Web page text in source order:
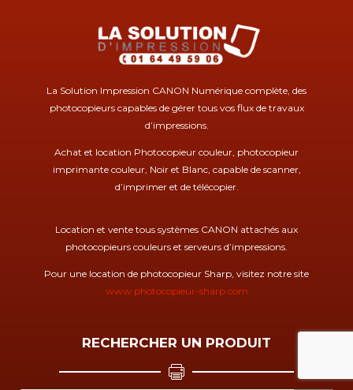
La Solution Impression CANON Numérique complète, des
photocopieurs capables de gérer tous vos flux de travaux
d’impressions.
Achat et location Photocopieur couleur, photocopieur
imprimante couleur, Noir et Blanc, capable de scanner,
d’imprimer et de télécopier.
Location et vente tous systèmes CANON attachés aux
photocopieurs couleurs et serveurs d’impressions.
Pour une location de photocopieur Sharp, visitez notre site
www.photocopieur-sharp.com
RECHERCHER UN PRODUIT